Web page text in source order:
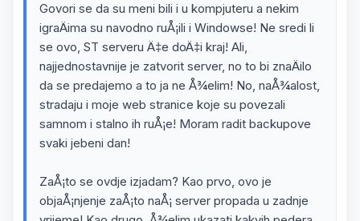
Govori se da su meni bili i u kompjuteru a nekim
igraÄima su navodno ruÅ¡ili i Windowse! Ne sredi li
se ovo, ST serveru Ä‡e doÄ‡i kraj! Ali,
najjednostavnije je zatvorit server, no to bi znaÄilo
da se predajemo a to ja ne Å¾elim! No, naÅ¾alost,
stradaju i moje web stranice koje su povezali
samnom i stalno ih ruÅ¡e! Moram radit backupove
svaki jebeni dan!
ZaÅ¡to se ovdje izjadam? Kao prvo, ovo je
objaÅ¡njenje zaÅ¡to naÅ¡ server propada u zadnje